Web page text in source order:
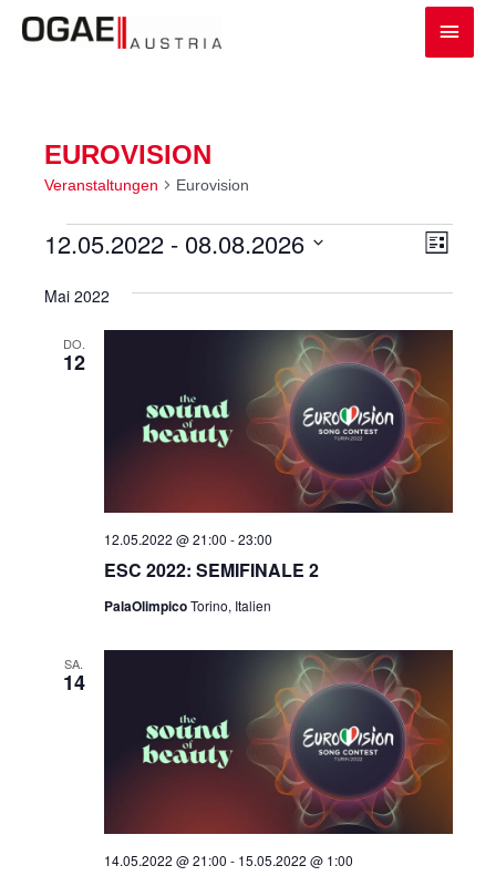
Inhalt
EUROVISION
Veranstaltungen Eurovision
VERANSTALTUNGEN Liste
12.05.2022 - 08.08.2026
wählen.
Mai 2022
DO.
12
ESC 2022: SEMIFINALE 2
12.05.2022 @ 21:00 -23:00
PalaOlimpicoTorino, Italien
SA.
14
14.05.2022 @ 21:00 - 15.05.2022 @ 1:00